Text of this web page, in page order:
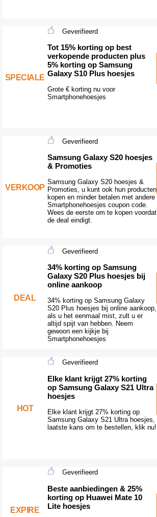
SPECIALE
Geverifieerd
Tot 15% korting op best
verkopende producten plus
5% korting op Samsung
Galaxy S10 Plus hoesjes
Grote € korting nu voor
Smartphonehoesjes
VERKOOP
Geverifieerd
Samsung Galaxy S20 hoesjes
& Promoties
Samsung Galaxy S20 hoesjes &
Promoties, u kunt ook hun producten
kopen en minder betalen met andere
Smartphonehoesjes coupon code.
Wees de eerste om te kopen voordat
de deal eindigt.
DEAL
Geverifieerd
34% korting op Samsung
Galaxy S20 Plus hoesjes bij
online aankoop
34% korting op Samsung Galaxy
S20 Plus hoesjes bij online aankoop,
als u het eenmaal mist, zult u er
altijd spijt van hebben. Neem
gewoon een kijkje bij
Smartphonehoesjes
HOT
Geverifieerd
Elke klant krijgt 27% korting
op Samsung Galaxy S21 Ultra
hoesjes
Elke klant krijgt 27% korting op
Samsung Galaxy S21 Ultra hoesjes,
laatste kans om te bestellen, klik nu!
EXPIRE
Geverifieerd
Beste aanbiedingen & 25%
korting op Huawei Mate 10
Lite hoesjes